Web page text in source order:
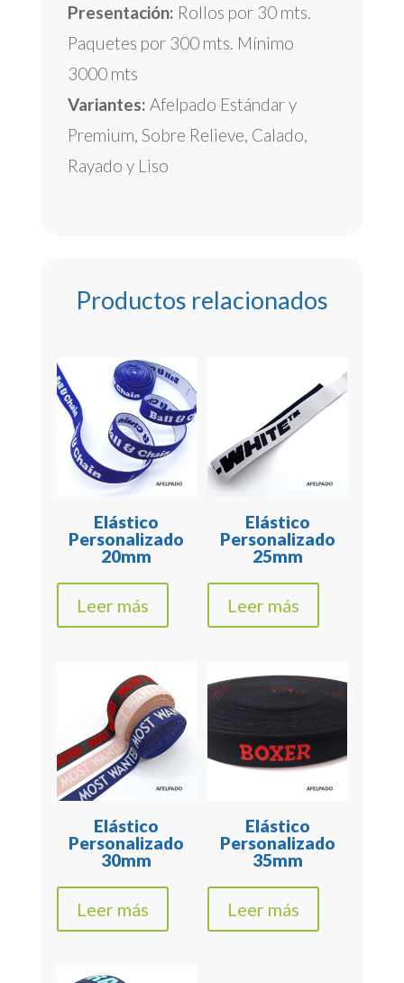
Presentación: Rollos por 30 mts.
Paquetes por 300 mts. Mínimo
3000 mts
Variantes: Afelpado Estándar y
Premium, Sobre Relieve, Calado,
Rayado y Liso
Productos relacionados
Elástico
Personalizado
20mm
Leer más
Elástico
Personalizado
25mm
Leer más
Elástico
Personalizado
30mm
Leer más
Elástico
Personalizado
35mm
Leer más